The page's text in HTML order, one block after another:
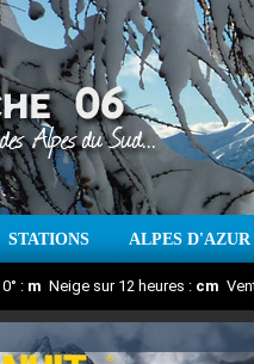
STATIONS ALPES D'AZUR
: m Neige sur 12 heures : cm